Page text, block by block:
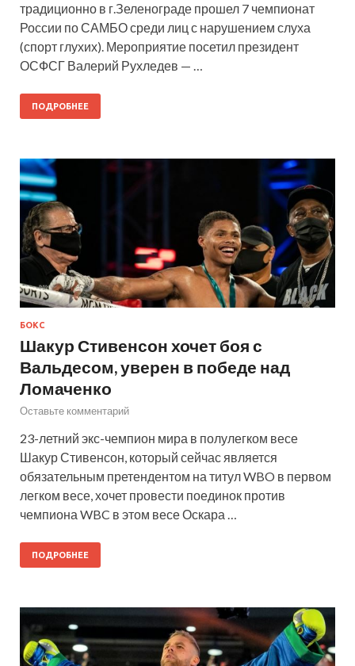
традиционно в г.Зеленограде прошел 7 чемпионат
России по САМБО среди лиц с нарушением слуха
(спорт глухих). Мероприятие посетил президент
ОСФСГ Валерий Рухледев — …
ПОДРОБНЕЕ
БОКС
Шакур Стивенсон хочет боя с
Вальдесом, уверен в победе над
Ломаченко
Оставьте комментарий
23-летний экс-чемпион мира в полулегком весе
Шакур Стивенсон, который сейчас является
обязательным претендентом на титул WBO в первом
легком весе, хочет провести поединок против
чемпиона WBC в этом весе Оскара …
ПОДРОБНЕЕ